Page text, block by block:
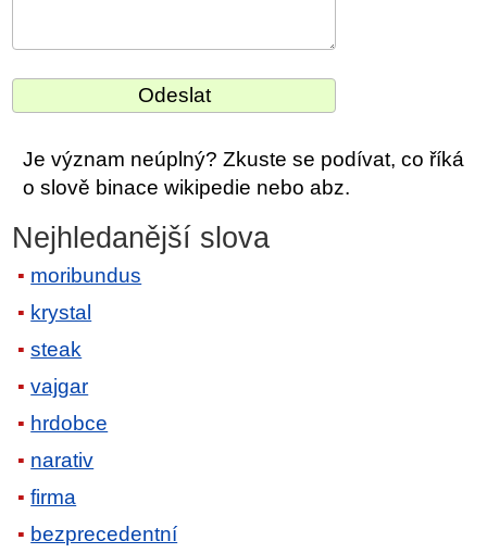
Je význam neúplný? Zkuste se podívat, co říká
o slově binace wikipedie nebo abz.
Nejhledanější slova
moribundus
krystal
steak
vajgar
hrdobce
narativ
firma
bezprecedentní